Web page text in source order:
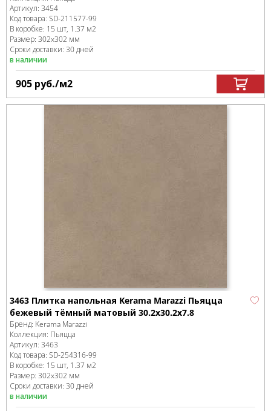
Артикул: 3454
Код товара: SD-211577-99
В коробке: 15 шт, 1.37 м2
Размер: 302x302 мм
Сроки доставки: 30 дней
в наличии
905 руб./м2
3463 Плитка напольная Kerama Marazzi Пьяцца
бежевый тёмный матовый 30.2x30.2x7.8
Бренд: Kerama Marazzi
Коллекция: Пьяцца
Артикул: 3463
Код товара: SD-254316-99
В коробке: 15 шт, 1.37 м2
Размер: 302x302 мм
Сроки доставки: 30 дней
в наличии